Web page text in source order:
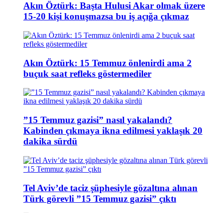
Akın Öztürk: Başta Hulusi Akar olmak üzere
15-20 kişi konuşmazsa bu iş açığa çıkmaz
Akın Öztürk: 15 Temmuz önlenirdi ama 2
buçuk saat refleks göstermediler
”15 Temmuz gazisi” nasıl yakalandı?
Kabinden çıkmaya ikna edilmesi yaklaşık 20
dakika sürdü
Tel Aviv’de taciz şüphesiyle gözaltına alınan
Türk görevli ”15 Temmuz gazisi” çıktı